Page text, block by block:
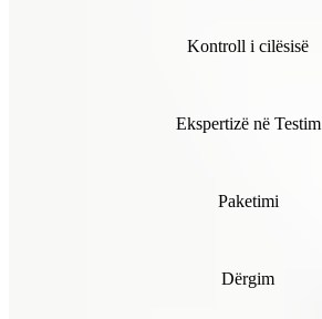
Kontroll i cilësisë
Ekspertizë në Testim
Paketimi
Dërgim